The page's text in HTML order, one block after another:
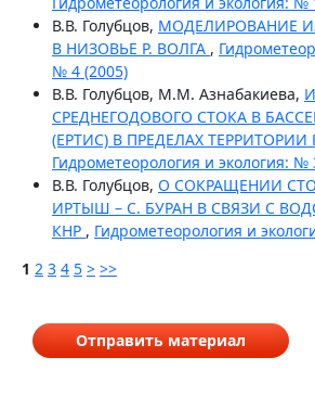
В.В. Голубцов, МОДЕЛИРОВАНИЕ
В НИЗОВЬЕ Р. ВОЛГА ,
№ 4 (2005)
В.В. Голубцов, М.М. Азнабакиева,
СРЕДНЕГОДОВОГО СТОКА В
(ЕРТИС) В ПРЕДЕЛАХ ТЕРРИТОРИИ
Гидрометеорология и экология: №
В.В. Голубцов, О СОКРАЩЕНИИ
ИРТЫШ – С. БУРАН В СВЯЗИ С
КНР , Гидрометеорология и
1 2 3 4 5 > >>
Отправить материал